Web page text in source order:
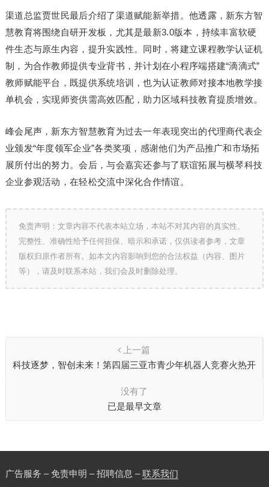
渠道总监贾世民最后介绍了渠道赋能新举措。他透露，新东方智
慧教育将围绕自研开发板，尤其是最新3.0版本，持续丰富软硬
件生态与原生内容，提升实践性。同时，将建立课程教学认证机
制，为合作教师提供专业背书，并计划在小程序端搭建“滴滴式”
教师赋能平台，既提供系统培训，也为认证教师对接本地教学接
单机会，实现师资供需高效匹配，助力区域科技教育提质增效。
峰会尾声，新东方智慧教育为过去一年表现突出的代理商代表企
业颁发“年度领军企业”各类奖项，感谢他们为产品推广和市场拓
展所付出的努力。会后，与会嘉宾还参与了联谊拓展与横琴科技
企业参观活动，在轻松交流中深化合作情谊。
免责声明：文章内容不代表本站立场，本站不对其内容的真实性、
完整性、准确性给予任何担保、暗示和承诺，仅供读者参考，文章
版权归原作者所有。如本文内容影响到您的合法权益（内容、图片
等），请及时联系本站，我们会及时删除处理。
上一篇
科技逐梦，智创未来！第四届三亚市青少年机器人竞赛火热开
没有了
已是最早文章
广告服务 – 免责申明 – 招聘信息 –联系我们